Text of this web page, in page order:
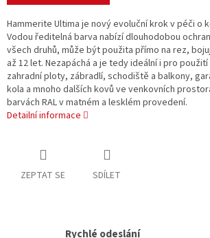
Hammerite Ultima je nový evoluční krok v péči o
Vodou ředitelná barva nabízí dlouhodobou
všech druhů, může být použita přímo na rez,
až 12 let. Nezapáchá a je tedy ideální i pro
zahradní ploty, zábradlí, schodiště a balkony,
kola a mnoho dalších kovů ve venkovních
barvách RAL v matném a lesklém provedení.
Detailní informace
ZEPTAT SE SDÍLET
Rychlé odeslání